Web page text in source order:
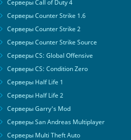
Серверы Call of Duty 4
Серверы Counter Strike 1.6
Серверы Counter Strike 2
Серверы Counter Strike Source
Серверы CS: Global Offensive
Серверы CS: Condition Zero
Серверы Half Life 1
Серверы Half Life 2
Серверы Garry's Mod
Серверы San Andreas Multiplayer
Серверы Multi Theft Auto